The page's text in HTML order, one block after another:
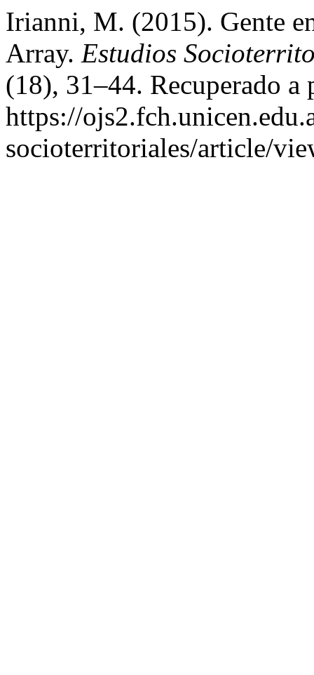
Irianni, M. (2015). Gente
Array. Estudios
(18), 31–44. Recuperado a
https://
socioterritoriales/article/